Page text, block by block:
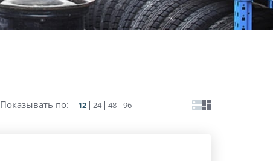
Показывать по: 12 24 48 96